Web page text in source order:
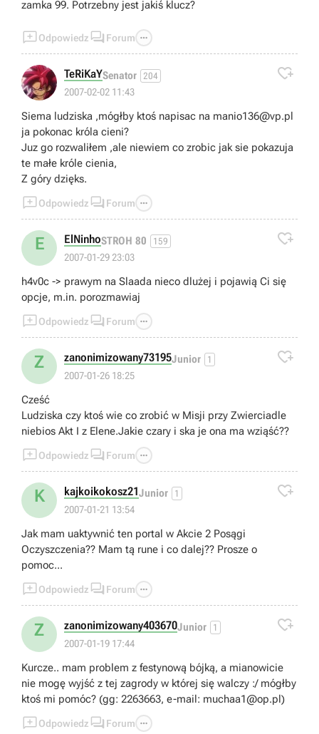
zamka 99. Potrzebny jest jakiś klucz?
Odpowiedz  Forum 
TeRiKaYSenator 204
2007-02-02 11:43

Siema ludziska ,mógłby ktoś napisac na manio136@vp.pl
ja pokonac króla cieni?
Juz go rozwaliłem ,ale niewiem co zrobic jak sie pokazuja
te małe króle cienia,
Z góry dzięks.
Odpowiedz  Forum 
E ElNinhoSTROH 80 159
2007-01-29 23:03

h4v0c -> prawym na Slaada nieco dlużej i pojawią Ci się
opcje, m.in. porozmawiaj
Odpowiedz  Forum 
Z zanonimizowany73195Junior 1
2007-01-26 18:25

Cześć
Ludziska czy ktoś wie co zrobić w Misji przy Zwierciadle
niebios Akt I z Elene.Jakie czary i ska je ona ma wziąść??
Odpowiedz  Forum 
K kajkoikokosz21Junior 1
2007-01-21 13:54

Jak mam uaktywnić ten portal w Akcie 2 Posągi
Oczyszczenia?? Mam tą rune i co dalej?? Prosze o
pomoc...
Odpowiedz  Forum 
Z zanonimizowany403670Junior 1
2007-01-19 17:44

Kurcze.. mam problem z festynową bójką, a mianowicie
nie mogę wyjść z tej zagrody w której się walczy :/ mógłby
ktoś mi pomóc? (gg: 2263663, e-mail: muchaa1@op.pl)
Odpowiedz  Forum 